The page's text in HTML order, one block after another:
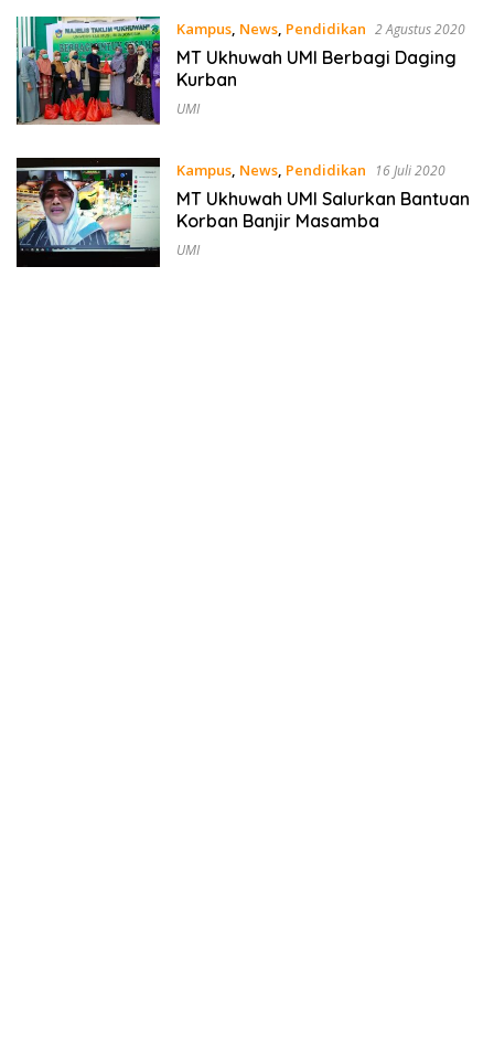
Kampus, News, Pendidikan 2 Agustus 2020
MT Ukhuwah UMI Berbagi Daging
Kurban
UMI
Kampus, News, Pendidikan 16 Juli 2020
MT Ukhuwah UMI Salurkan Bantuan
Korban Banjir Masamba
UMI